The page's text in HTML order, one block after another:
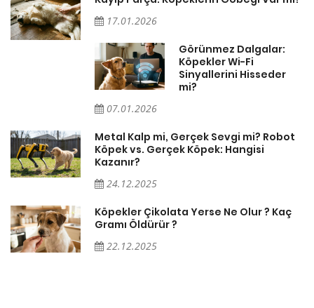
17.01.2026
Görünmez Dalgalar:
Köpekler Wi-Fi
Sinyallerini Hisseder
mi?
07.01.2026
Metal Kalp mi, Gerçek Sevgi mi? Robot
Köpek vs. Gerçek Köpek: Hangisi
Kazanır?
24.12.2025
Köpekler Çikolata Yerse Ne Olur ? Kaç
Gramı Öldürür ?
22.12.2025